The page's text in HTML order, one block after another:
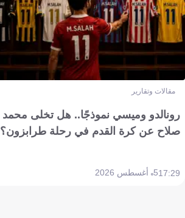
مقالات وتقارير
رونالدو وميسي نموذجًا.. هل تخلى محمد
صلاح عن كرة القدم في رحلة طرابزون؟
17:295 أغسطس 2026